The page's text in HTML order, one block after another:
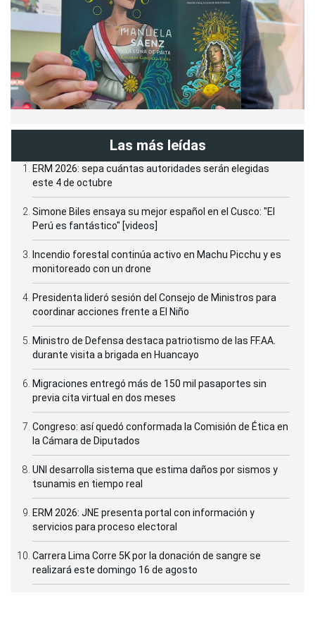
Las más leídas
ERM 2026: sepa cuántas autoridades serán elegidas
este 4 de octubre
Simone Biles ensaya su mejor español en el Cusco: "El
Perú es fantástico" [videos]
Incendio forestal continúa activo en Machu Picchu y es
monitoreado con un drone
Presidenta lideró sesión del Consejo de Ministros para
coordinar acciones frente a El Niño
Ministro de Defensa destaca patriotismo de las FF.AA.
durante visita a brigada en Huancayo
Migraciones entregó más de 150 mil pasaportes sin
previa cita virtual en dos meses
Congreso: así quedó conformada la Comisión de Ética en
la Cámara de Diputados
UNI desarrolla sistema que estima daños por sismos y
tsunamis en tiempo real
ERM 2026: JNE presenta portal con información y
servicios para proceso electoral
Carrera Lima Corre 5K por la donación de sangre se
realizará este domingo 16 de agosto